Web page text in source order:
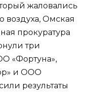
жаловались
воздуха, Омская
прокуратура
три
«Фортуна»,
и ООО
результаты